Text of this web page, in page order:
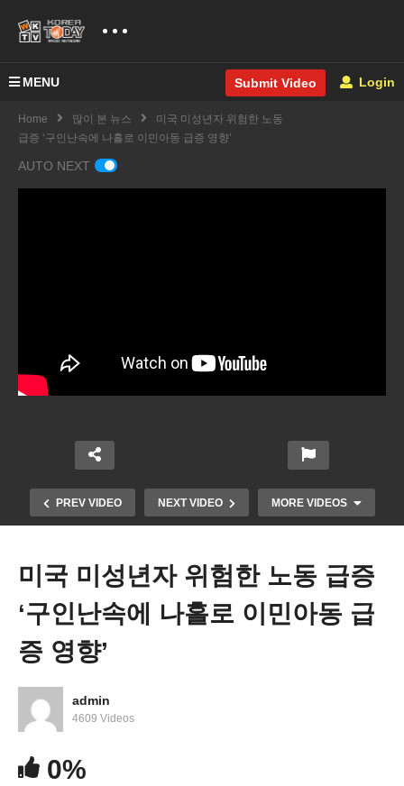
MENU Submit Video Login
Home 많이 본 뉴스
미국 미성년자 위험한 노동
급증 ‘구인난속에 나홀로 이민아동 급증 영향’
AUTO NEXT
PREV VIDEO NEXT VIDEO MORE VIDEOS
바이든 새 학자융자금 절약 플랜 신청접수 시작 ‘상
환액 절반으로 낮추고 10년후 탕감’
미국 미성년자 위험한 노동 급증
‘구인난속에 나홀로 이민아동 급
증 영향’
admin
4609 Videos
0%